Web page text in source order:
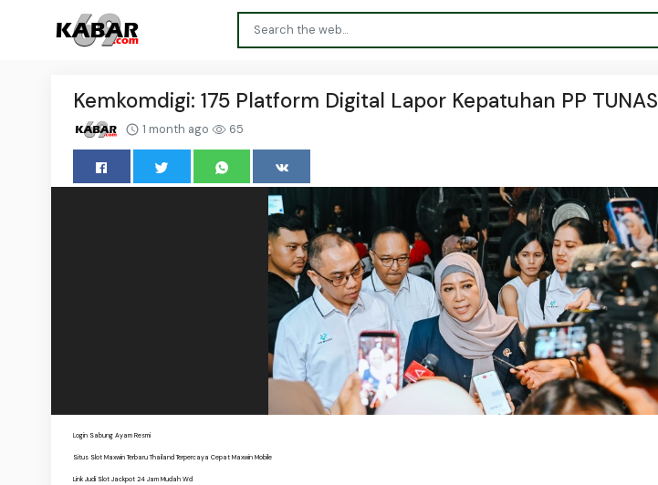
Kemkomdigi: 175 Platform Digital Lapor Kepatuhan PP TUNAS
1 month ago 65
Login Sabung Ayam Resmi
Situs Slot Maxwin Terbaru Thailand Terpercaya Cepat Maxwin Mobile
Link Judi Slot Jackpot 24 Jam Mudah Wd